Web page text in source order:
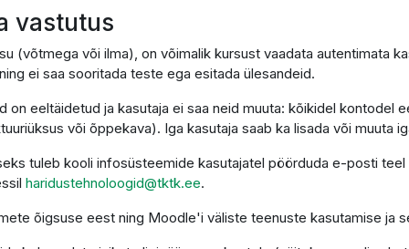
vastutus
(võtmega või ilma), on võimalik kursust vaadata autentimata
ei saa sooritada teste ega esitada ülesandeid.
eeltäidetud ja kasutaja ei saa neid muuta: kõikidel kontodel
või õppekava). Iga kasutaja saab ka lisada või muuta
tuleb kooli infosüsteemide kasutajatel pöörduda e-posti
haridustehnoloogid@tktk.ee.
õigsuse eest ning Moodle'i väliste teenuste kasutamise ja